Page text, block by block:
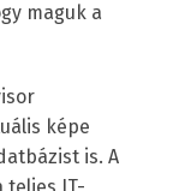
maguk a
képe
is. A